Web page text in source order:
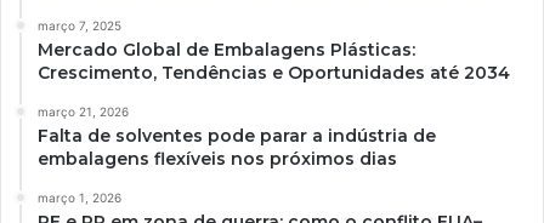
março 7, 2025
Mercado Global de Embalagens Plásticas:
Crescimento, Tendências e Oportunidades até 2034
março 21, 2026
Falta de solventes pode parar a indústria de
embalagens flexíveis nos próximos dias
março 1, 2026